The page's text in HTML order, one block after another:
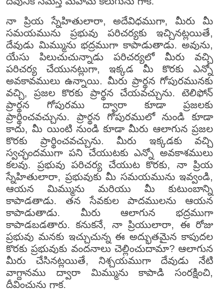
నా ప్రియ స్నేహితులారా, అదేవిధముగా, మీరు మీ
సమయమును ప్రభువు పరిచర్యకు ఇచ్చినట్లయితే,
దేవుడు మిమ్మును భద్రముగా కాపాడుతాడు. అవును,
యేసు పిలుచుచున్నాడు పరిచర్యలో మీరు వచ్చి
పరిచర్య చేయునట్లుగా, ఇక్కడ మీ కొరకు ఎన్నో
అవకావములు ఉన్నాయి. మీరు ప్రార్థన గోపురమునకు
వచ్చి, ప్రజల కొరకు ప్రార్థన చేయవచ్చును. టెలిఫోన్
ప్రార్థన గోపురము ద్వారా కూడా ప్రజలకు
ప్రార్థించవచ్చును. ప్రార్థన గోపురములో నుండి కూడా
కాదు, మీ యింటి నుండి కూడా మీరు ఆలాగున ప్రజల
కొరకు ప్రార్థించవచ్చును. మీరు ఇక్కడకు వచ్చి
స్వచ్ఛందముగా పని చేయుటకు ఎన్నో అవకాశములు
కలవు. ప్రభువు పరిచర్య చేయుట కొరకు, నా ప్రియ
స్నేహితులారా, ప్రభువుకు మీ సమయమును ఇవ్వండి,
ఆయన మిమ్మును మరియు మీ కుటుంబాన్ని
కాపాడతాడు. తన సేవకుల పాదములను ఆయన
కాపాడుతాడు. మీరు ఆలాగున భద్రముగా
కాపాడబడతారు. కనుకనే, నా ప్రియులారా, ఈ రోజు
ప్రభువు మనకు ఇచ్చుచున్న ఈ అద్భుతమైన కాపుదల
కొరకు ప్రభువుకు వందనాలు చెల్లించుదామా? ఆలాగున
మీరు చేసినట్లయితే, నిశ్చయముగా దేవుడు నేటి
వాగ్దానము ద్వారా మిమ్మును కాపాడి సంరక్షించి,
దీవించును గాక.